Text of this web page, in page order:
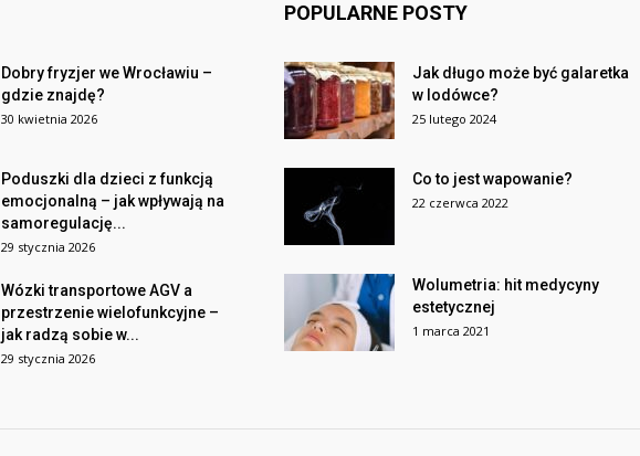
Dobry fryzjer we Wrocławiu –
gdzie znajdę?
30 kwietnia 2026
Poduszki dla dzieci z funkcją
emocjonalną – jak wpływają na
samoregulację...
29 stycznia 2026
Wózki transportowe AGV a
przestrzenie wielofunkcyjne –
jak radzą sobie w...
29 stycznia 2026
POPULARNE POSTY
Jak długo może być galaretka
w lodówce?
25 lutego 2024
Co to jest wapowanie?
22 czerwca 2022
Wolumetria: hit medycyny
estetycznej
1 marca 2021